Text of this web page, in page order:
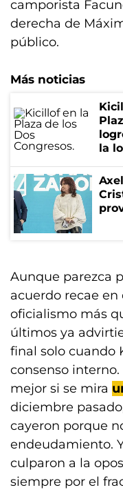
camporista
derecha de
público.
Más noticias
la
Aunque parezca
acuerdo recae
oficialismo más
últimos ya
final solo cuando
consenso
mejor si se mira
diciembre
cayeron porque
endeudamiento.
culparon a la
siempre por el